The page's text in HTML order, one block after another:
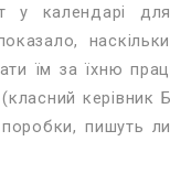
календарі для
їм за їхню
керівник
пишуть